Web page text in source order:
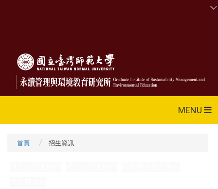
MENU
首頁 招生資訊